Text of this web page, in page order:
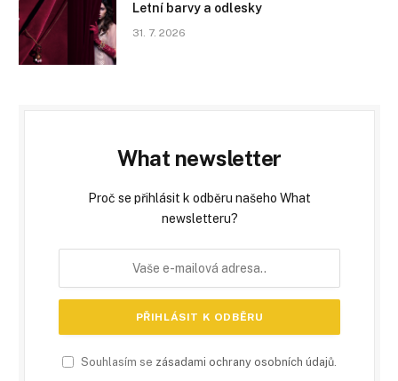
Letní barvy a odlesky
31. 7. 2026
What newsletter
Proč se přihlásit k odběru našeho What
newsletteru?
Souhlasím se zásadami ochrany osobních údajů.